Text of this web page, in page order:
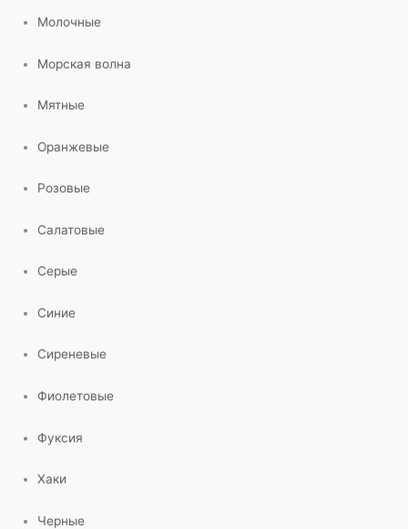
Молочные
Морская волна
Мятные
Оранжевые
Розовые
Салатовые
Серые
Синие
Сиреневые
Фиолетовые
Фуксия
Хаки
Черные